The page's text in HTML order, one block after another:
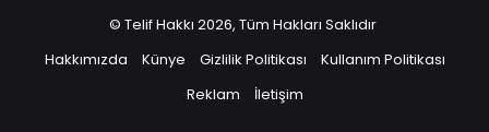
© Telif Hakkı 2026, Tüm Hakları Saklıdır
Hakkımızda
Künye Gizlilik Politikası
Kullanım Politikası
Reklam
İletişim